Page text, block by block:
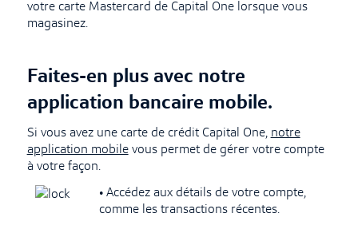
votre carte Mastercard de Capital One lorsque vous
magasinez.
Faites-en plus avec notre
application bancaire mobile.
Si vous avez une carte de crédit Capital One, notre
application mobilevous permet de gérer votre compte
à votre façon.
• Accédez aux détails de votre compte,
comme les transactions récentes.